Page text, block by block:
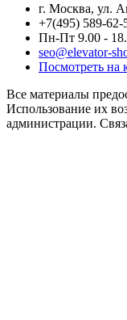
г. Москва, ул.
+7(495) 589-62-
Пн-Пт 9.00 -
seo@elevator-
Посмотреть на
Все материалы
Использование их
администрации.